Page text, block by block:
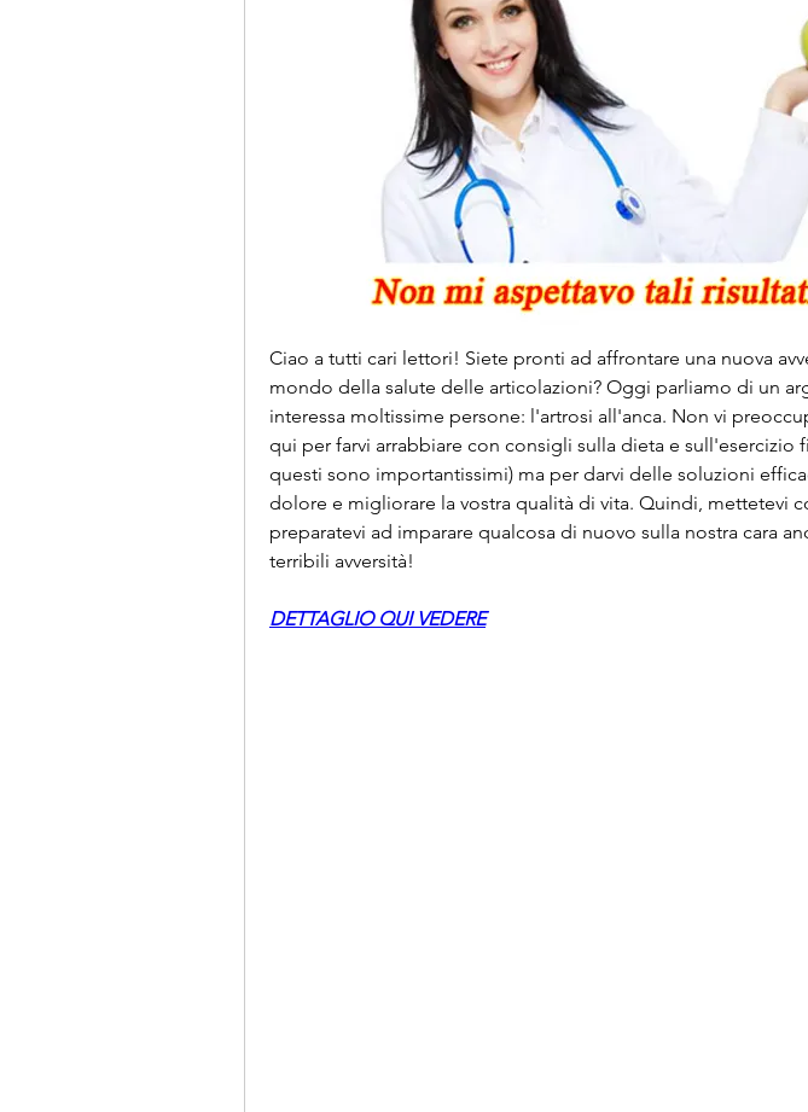
Ciao a tutti cari lettori! Siete pronti ad affrontare una nuova
mondo della salute delle articolazioni? Oggi parliamo di un
interessa moltissime persone: l'artrosi all'anca. Non vi
qui per farvi arrabbiare con consigli sulla dieta e sull'esercizio
questi sono importantissimi) ma per darvi delle soluzioni
dolore e migliorare la vostra qualità di vita. Quindi, mettetevi
preparatevi ad imparare qualcosa di nuovo sulla nostra cara
terribili avversità!
DETTAGLIO QUI VEDERE